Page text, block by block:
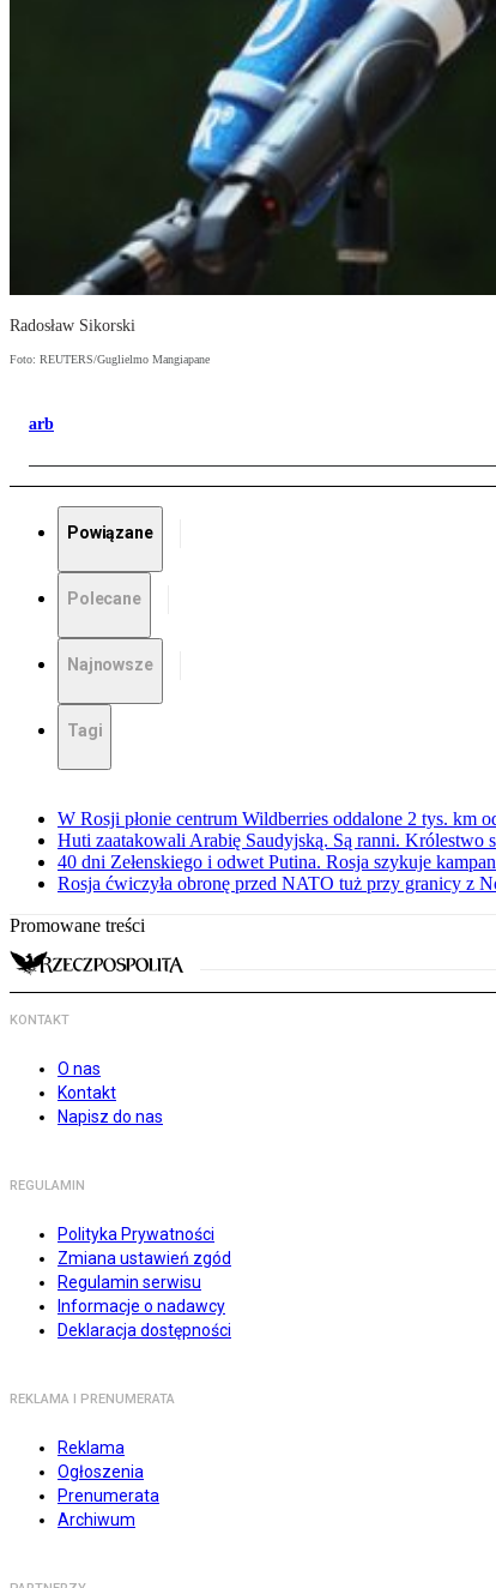
Radosław Sikorski
Foto: REUTERS/Guglielmo Mangiapane
arb
Powiązane
Polecane
Najnowsze
Tagi
W Rosji płonie centrum Wildberries oddalone 2 tys. km
Huti zaatakowali Arabię Saudyjską. Są ranni. Królestwo
40 dni Zełenskiego i odwet Putina. Rosja szykuje
Rosja ćwiczyła obronę przed NATO tuż przy granicy z
Promowane treści
KONTAKT
O nas
Kontakt
Napisz do nas
REGULAMIN
Polityka Prywatności
Zmiana ustawień zgód
Regulamin serwisu
Informacje o nadawcy
Deklaracja dostępności
REKLAMA I PRENUMERATA
Reklama
Ogłoszenia
Prenumerata
Archiwum